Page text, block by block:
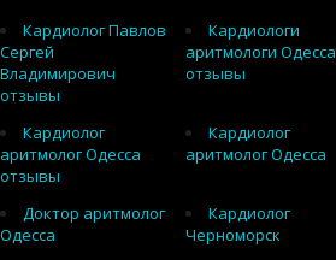
Кардиолог Павлов
Сергей
Владимирович
отзывы
Кардиологи
аритмологи Одесса
отзывы
Кардиолог
аритмолог Одесса
отзывы
Кардиолог
аритмолог Одесса
Доктор аритмолог
Одесса
Кардиолог
Черноморск